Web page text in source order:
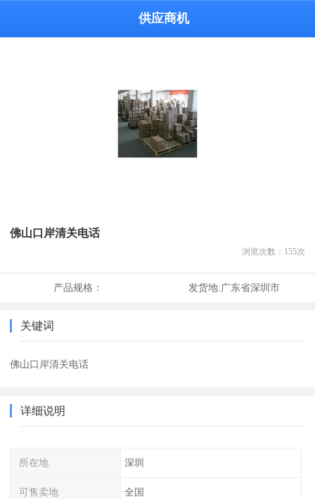
供应商机
佛山口岸清关电话
浏览次数： 155次
产品规格： 发货地:广东省深圳市
关键词
佛山口岸清关电话
详细说明
所在地 深圳
可售卖地 全国